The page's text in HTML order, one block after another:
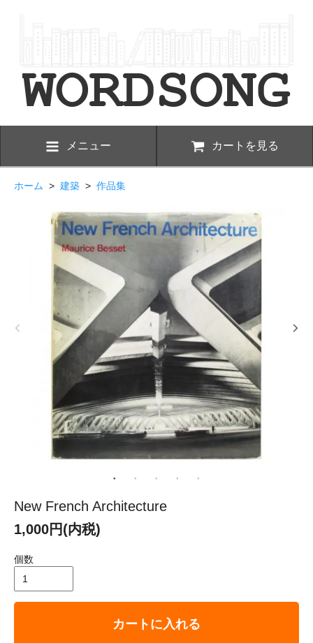
メニュー カートを見る
ホーム > 建築 > 作品集
New French Architecture
1,000円(内税)
個数
カートに入れる